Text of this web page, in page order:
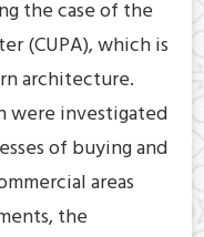
the case of the
(CUPA), which is
architecture.
were investigated
of buying and
areas
the